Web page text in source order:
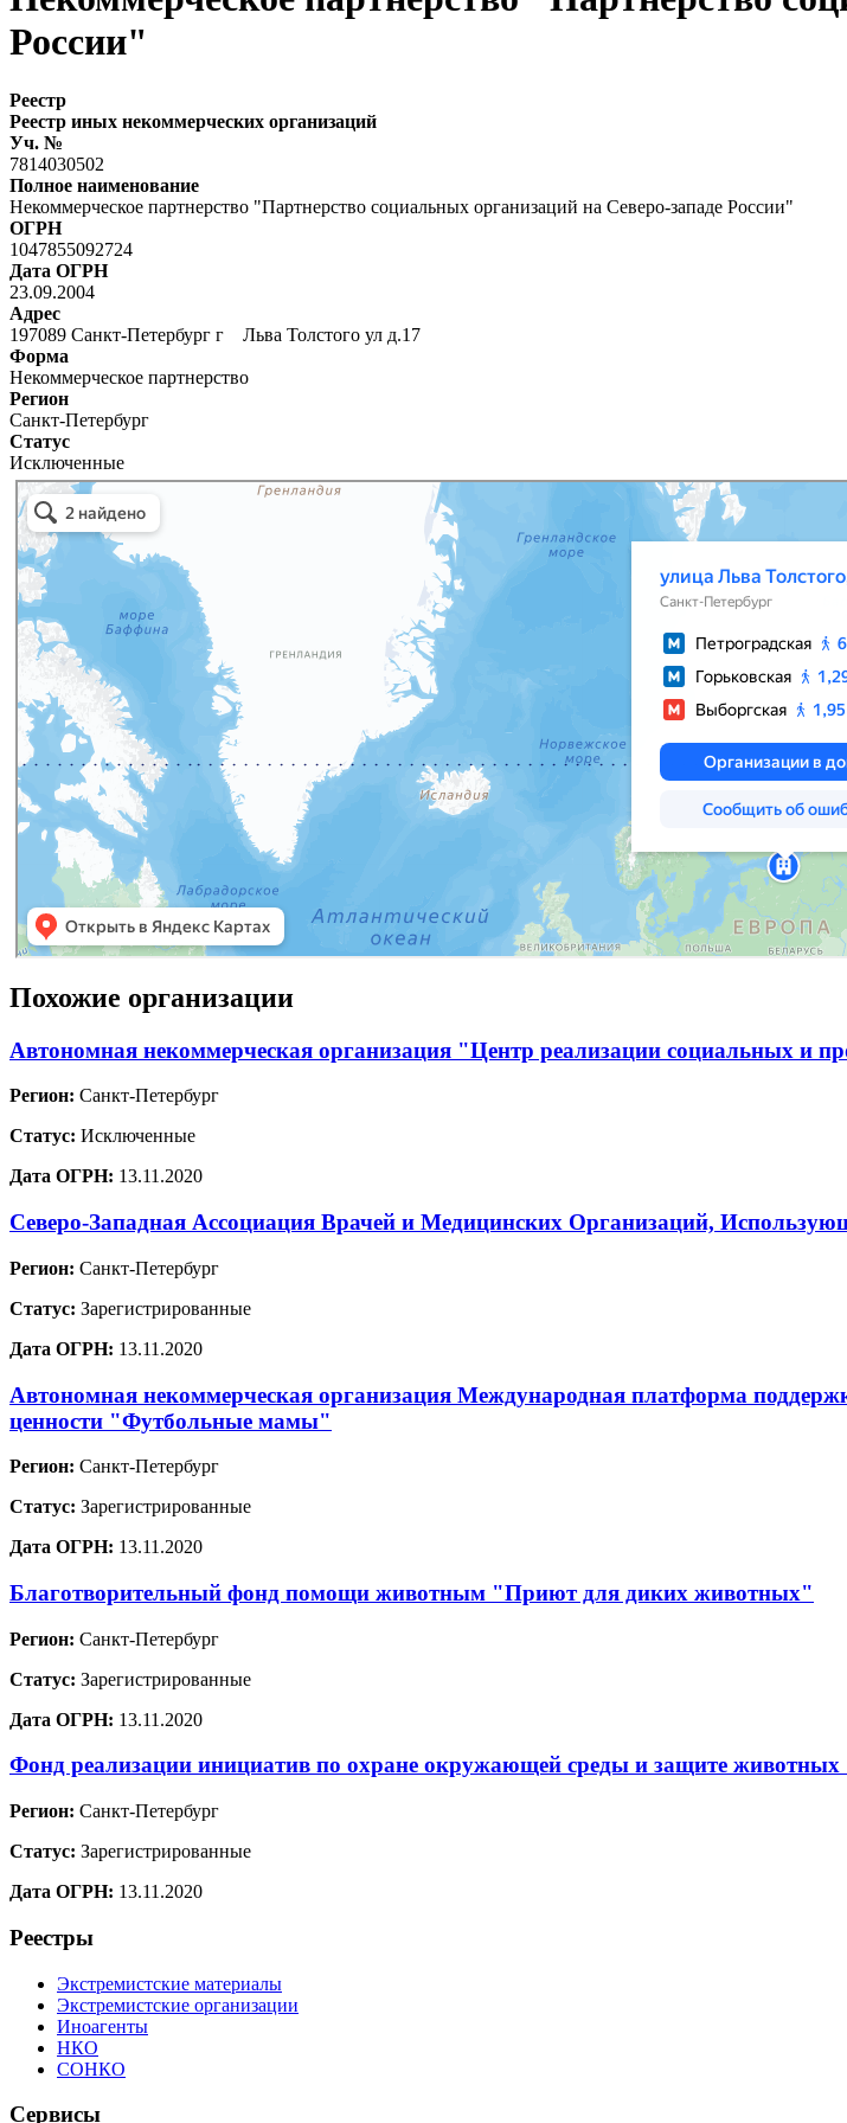
России"
Реестр
Реестр иных некоммерческих организаций
Уч. №
7814030502
Полное наименование
Некоммерческое партнерство "Партнерство социальных организаций на Северо-западе России"
ОГРН
1047855092724
Дата ОГРН
23.09.2004
Адрес
197089 Санкт-Петербург г Льва Толстого ул д.17
Форма
Некоммерческое партнерство
Регион
Санкт-Петербург
Статус
Исключенные
Похожие организации
Автономная некоммерческая организация "Центр реализации социальных и
Регион: Санкт-Петербург
Статус: Исключенные
Дата ОГРН: 13.11.2020
Северо-Западная Ассоциация Врачей и Медицинских Организаций,
Регион: Санкт-Петербург
Статус: Зарегистрированные
Дата ОГРН: 13.11.2020
Автономная некоммерческая организация Международная платформа
ценности "Футбольные мамы"
Регион: Санкт-Петербург
Статус: Зарегистрированные
Дата ОГРН: 13.11.2020
Благотворительный фонд помощи животным "Приют для диких животных"
Регион: Санкт-Петербург
Статус: Зарегистрированные
Дата ОГРН: 13.11.2020
Фонд реализации инициатив по охране окружающей среды и защите
Регион: Санкт-Петербург
Статус: Зарегистрированные
Дата ОГРН: 13.11.2020
Реестры
Экстремистские материалы
Экстремистские организации
Иноагенты
НКО
СОНКО
Сервисы